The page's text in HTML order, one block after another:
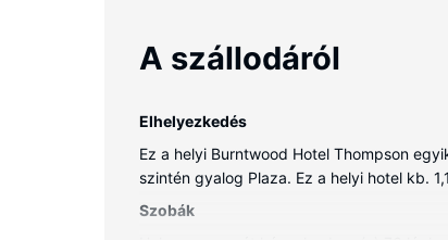
A szállodáról
Elhelyezkedés
Ez a helyi Burntwood Hotel Thompson
szintén gyalog Plaza. Ez a helyi hotel kb.
Szobák